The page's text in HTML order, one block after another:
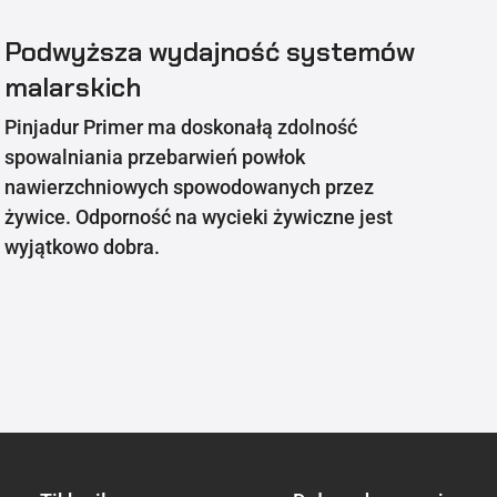
Podwyższa wydajność systemów
malarskich
Pinjadur Primer ma doskonałą zdolność
spowalniania przebarwień powłok
nawierzchniowych spowodowanych przez
żywice. Odporność na wycieki żywiczne jest
wyjątkowo dobra.